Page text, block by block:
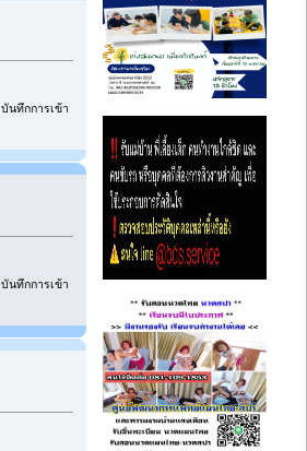
บันทึกการเข้า
บันทึกการเข้า